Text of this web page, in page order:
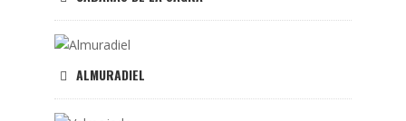
ALMURADIEL